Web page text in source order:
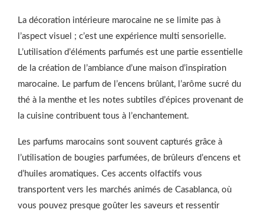
La décoration intérieure marocaine ne se limite pas à
l’aspect visuel ; c’est une expérience multi sensorielle.
L’utilisation d’éléments parfumés est une partie essentielle
de la création de l’ambiance d’une maison d’inspiration
marocaine. Le parfum de l’encens brûlant, l’arôme sucré du
thé à la menthe et les notes subtiles d’épices provenant de
la cuisine contribuent tous à l’enchantement.
Les parfums marocains sont souvent capturés grâce à
l’utilisation de bougies parfumées, de brûleurs d’encens et
d’huiles aromatiques. Ces accents olfactifs vous
transportent vers les marchés animés de Casablanca, où
vous pouvez presque goûter les saveurs et ressentir